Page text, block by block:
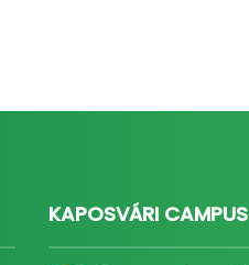
KAPOSVÁRI CAMPUS